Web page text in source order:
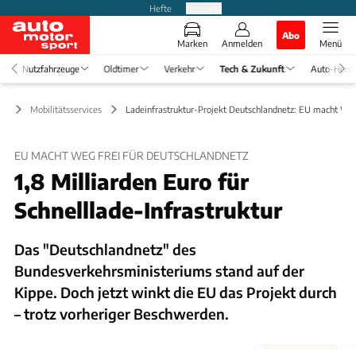
Hefte
Marken Anmelden
Abo
Menü
Nutzfahrzeuge Oldtimer Verkehr Tech & Zukunft Auto-
Mobilitätsservices Ladeinfrastruktur-Projekt Deutschlandnetz: EU macht
EU MACHT WEG FREI FÜR DEUTSCHLANDNETZ
1,8 Milliarden Euro für
Schnelllade-Infrastruktur
Das "Deutschlandnetz" des
Bundesverkehrsministeriums stand auf der
Kippe. Doch jetzt winkt die EU das Projekt durch
– trotz vorheriger Beschwerden.